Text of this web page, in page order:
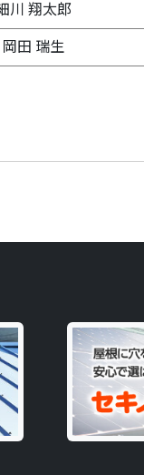
川 翔太郎
岡田 瑞生